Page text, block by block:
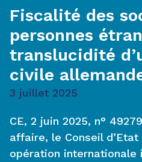
Fiscalité des
personnes
translucidité
civile
3 juillet 2025
CE, 2 juin 2025, n°
affaire, le Conseil
opération internationale